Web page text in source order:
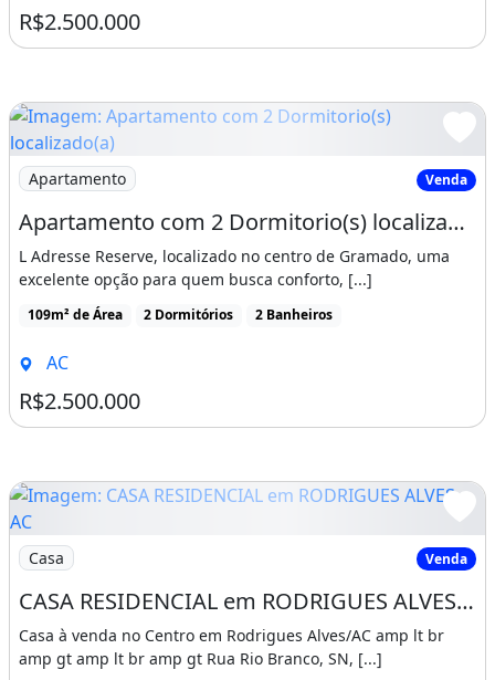
R$2.500.000
Imagem: Apartamento com 2 Dormitorio(s) localizado(a)
Apartamento Venda
Apartamento com 2 Dormitorio(s) localizado(a) no bairro Centro em Gramado / Acre
L Adresse Reserve, localizado no centro de Gramado, uma
excelente opção para quem busca conforto, [...]
109m² de Área 2 Dormitórios 2 Banheiros
AC
R$2.500.000
Imagem: CASA RESIDENCIAL em RODRIGUES ALVES - AC
Casa Venda
CASA RESIDENCIAL em RODRIGUES ALVES - AC, Centro
Casa à venda no Centro em Rodrigues Alves/AC amp lt br
amp gt amp lt br amp gt Rua Rio Branco, SN, [...]